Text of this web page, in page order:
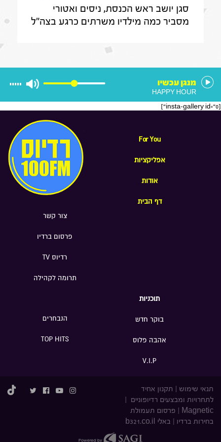
הכנסת, ניסים ואטורי|31.7.26
סגן יושב ראש הכנסת, ניסים ואטורי
מסביר כמה מילדיו משרתים כרגע בצה"ל
מעצרים של משתמטים חרדים ואיזה שר
מנגן עכשיו
HAPPY HOUR
[insta-gallery id="0"]
For You
אפליקציות
אודות
דף הבית
צור קשר
פרסום ברדיו
רדיוס TV
תרומה לקהילה
תוכניות
בוקר חדש
אהבה פלוס
V.I.P
הנבחרים
TOP HITS
תנאי שימוש
תקנון אחיד
לתחרויות ומבצעים רדיופוניים
Magnetic
פרסום תעמולת
בחירות ברדיו
באלי b321.co.il